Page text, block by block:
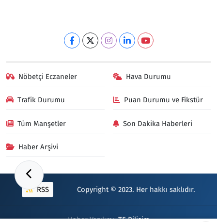
Nöbetçi Eczaneler Hava Durumu
Trafik Durumu Puan Durumu ve Fikstür
Tüm Manşetler Son Dakika Haberleri
Haber Arşivi
RSS Copyright © 2023. Her hakkı saklıdır.
Haber Yazılımı:TE Bilişim